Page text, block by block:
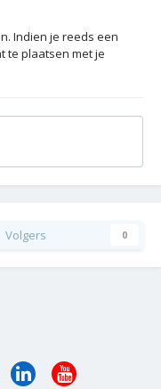
Indien je reeds een
te plaatsen met je
Volgers 0